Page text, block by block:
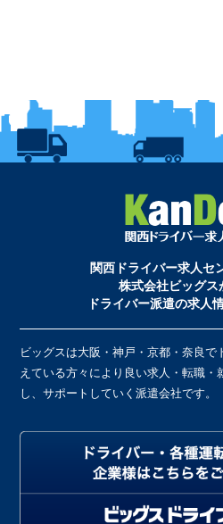
関西ドライバー求人セ
株式会社ビッグス
ドライバー派遣の求人
ビッグスは大阪・神戸・京都・奈良
えている方々により良い求人・転職・
し、サポートしていく派遣会社です。